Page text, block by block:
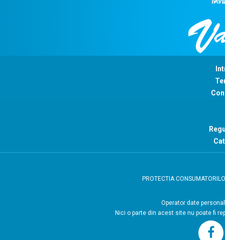
PROTECTIA
Nici o parte din acest site nu poate fi